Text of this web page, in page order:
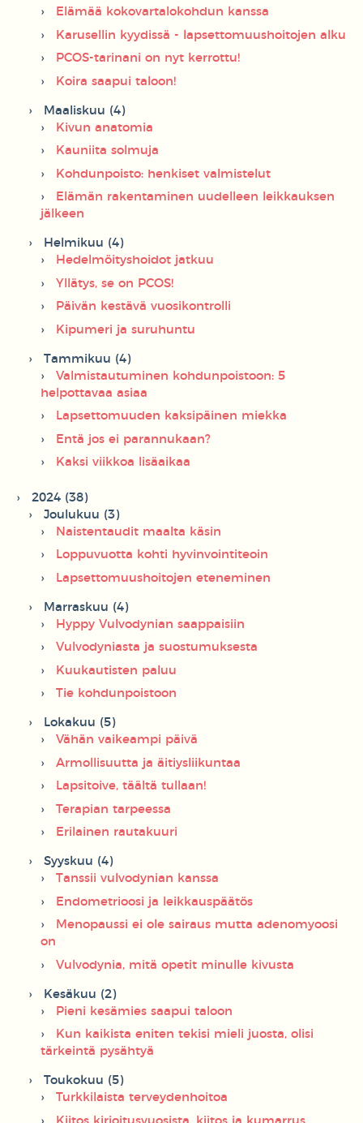
Elämää kokovartalokohdun kanssa
Karusellin kyydissä - lapsettomuushoitojen alku
PCOS-tarinani on nyt kerrottu!
Koira saapui taloon!
Maaliskuu (4)
Kivun anatomia
Kauniita solmuja
Kohdunpoisto: henkiset valmistelut
Elämän rakentaminen uudelleen leikkauksen
jälkeen
Helmikuu (4)
Hedelmöityshoidot jatkuu
Yllätys, se on PCOS!
Päivän kestävä vuosikontrolli
Kipumeri ja suruhuntu
Tammikuu (4)
Valmistautuminen kohdunpoistoon: 5
helpottavaa asiaa
Lapsettomuuden kaksipäinen miekka
Entä jos ei parannukaan?
Kaksi viikkoa lisäaikaa
2024 (38)
Joulukuu (3)
Naistentaudit maalta käsin
Loppuvuotta kohti hyvinvointiteoin
Lapsettomuushoitojen eteneminen
Marraskuu (4)
Hyppy Vulvodynian saappaisiin
Vulvodyniasta ja suostumuksesta
Kuukautisten paluu
Tie kohdunpoistoon
Lokakuu (5)
Vähän vaikeampi päivä
Armollisuutta ja äitiysliikuntaa
Lapsitoive, täältä tullaan!
Terapian tarpeessa
Erilainen rautakuuri
Syyskuu (4)
Tanssii vulvodynian kanssa
Endometrioosi ja leikkauspäätös
Menopaussi ei ole sairaus mutta adenomyoosi
on
Vulvodynia, mitä opetit minulle kivusta
Kesäkuu (2)
Pieni kesämies saapui taloon
Kun kaikista eniten tekisi mieli juosta, olisi
tärkeintä pysähtyä
Toukokuu (5)
Turkkilaista terveydenhoitoa